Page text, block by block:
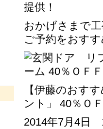
提供！
おかげさまで
ご予約をおす
【伊藤のおす
ント」 40％Ｏ
2014年7月4日